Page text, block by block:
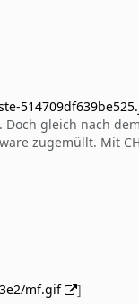
gleich nach
zugemüllt. Mit
mf.gif ]